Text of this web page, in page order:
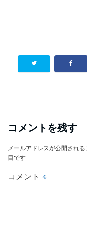
コメントを残す
メールアドレスが公開される
目です
コメント ※